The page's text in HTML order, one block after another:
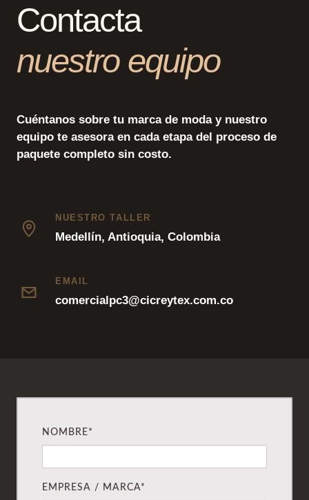
Contacta
nuestro equipo
Cuéntanos sobre tu marca de moda y nuestro
equipo te asesora en cada etapa del proceso de
paquete completo sin costo.
NUESTRO TALLER
Medellín, Antioquia, Colombia
EMAIL
comercialpc3@cicreytex.com.co
NOMBRE*
EMPRESA / MARCA*